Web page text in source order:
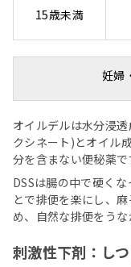
15歳未満
妊婦
オイルデルは水分浸
クシネート)とオイル
分を含まない便秘薬で
DSSは腸の中で硬く
とで排便を楽にし、
め、自然な排便をうな
刺激性下剤：し